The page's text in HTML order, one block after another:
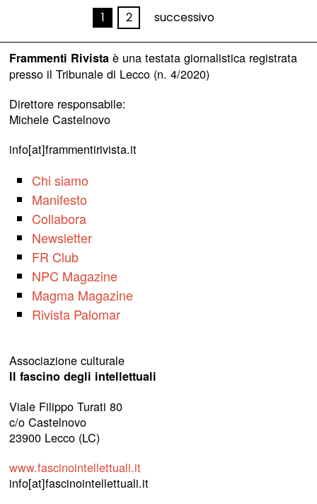
1 2 successivo
Frammenti Rivistaè una testata giornalistica registrata
presso il Tribunale di Lecco (n. 4/2020)
Direttore responsabile:
Michele Castelnovo
info[at]frammentirivista.it
Chi siamo
Manifesto
Collabora
Newsletter
FR Club
NPC Magazine
Magma Magazine
Rivista Palomar
Associazione culturale
Il fascino degli intellettuali
Viale Filippo Turati 80
c/o Castelnovo
23900 Lecco (LC)
www.fascinointellettuali.it
info[at]fascinointellettuali.it